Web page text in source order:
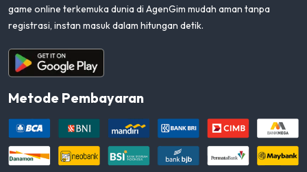
game online terkemuka dunia di AgenGim mudah aman tanpa
registrasi, instan masuk dalam hitungan detik.
Aplikasi Android
Metode Pembayaran